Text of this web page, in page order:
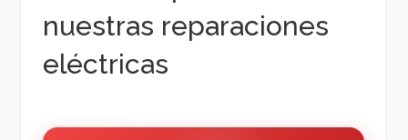
nuestras reparaciones
eléctricas